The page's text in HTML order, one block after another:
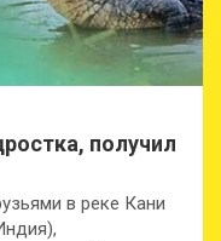
получил
в реке Кани